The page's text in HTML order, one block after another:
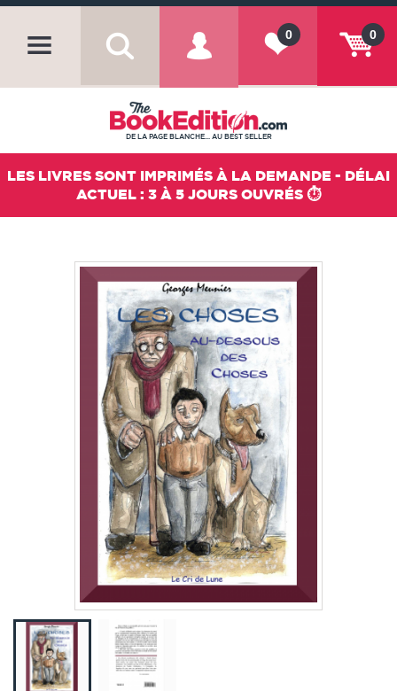
0
0
DE LA PAGE BLANCHE... AU BEST SELLER
LES LIVRES SONT IMPRIMÉS À LA DEMANDE - DÉLAI
ACTUEL : 3 À 5 JOURS OUVRÉS ⏱️